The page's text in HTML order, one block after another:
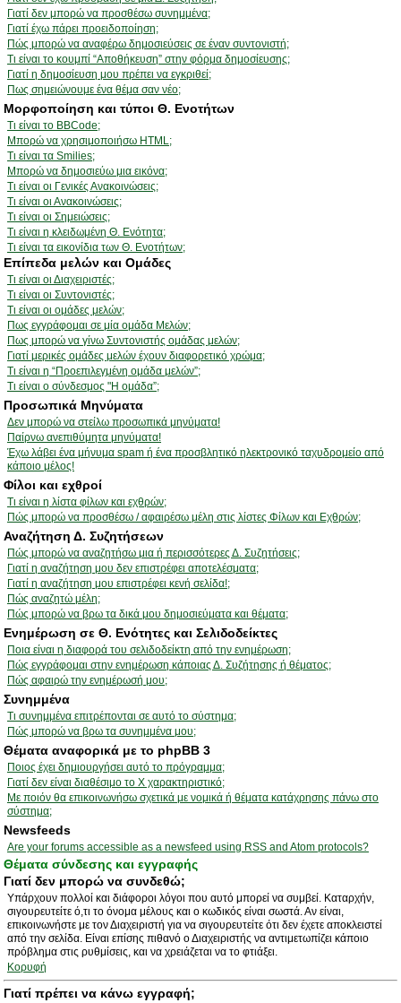
Γιατί δεν μπορώ να προσθέσω συνημμένα;
Γιατί έχω πάρει προειδοποίηση;
Πώς μπορώ να αναφέρω δημοσιεύσεις σε έναν συντονιστή;
Τι είναι το κουμπί “Αποθήκευση” στην φόρμα δημοσίευσης;
Γιατί η δημοσίευση μου πρέπει να εγκριθεί;
Πως σημειώνουμε ένα θέμα σαν νέο;
Μορφοποίηση και τύποι Θ. Ενοτήτων
Τι είναι το BBCode;
Μπορώ να χρησιμοποιήσω HTML;
Τι είναι τα Smilies;
Μπορώ να δημοσιεύω μια εικόνα;
Τι είναι οι Γενικές Ανακοινώσεις;
Τι είναι οι Ανακοινώσεις;
Τι είναι οι Σημειώσεις;
Τι είναι η κλειδωμένη Θ. Ενότητα;
Τι είναι τα εικονίδια των Θ. Ενοτήτων;
Επίπεδα μελών και Ομάδες
Τι είναι οι Διαχειριστές;
Τι είναι οι Συντονιστές;
Τι είναι οι ομάδες μελών;
Πως εγγράφομαι σε μία ομάδα Μελών;
Πως μπορώ να γίνω Συντονιστής ομάδας μελών;
Γιατί μερικές ομάδες μελών έχουν διαφορετικό χρώμα;
Τι είναι η “Προεπιλεγμένη ομάδα μελών”;
Τι είναι ο σύνδεσμος "Η ομάδα”;
Προσωπικά Μηνύματα
Δεν μπορώ να στείλω προσωπικά μηνύματα!
Παίρνω ανεπιθύμητα μηνύματα!
Έχω λάβει ένα μήνυμα spam ή ένα προσβλητικό ηλεκτρονικό ταχυδρομείο από
κάποιο μέλος!
Φίλοι και εχθροί
Τι είναι η λίστα φίλων και εχθρών;
Πώς μπορώ να προσθέσω / αφαιρέσω μέλη στις λίστες Φίλων και Εχθρών;
Αναζήτηση Δ. Συζητήσεων
Πώς μπορώ να αναζητήσω μια ή περισσότερες Δ. Συζητήσεις;
Γιατί η αναζήτηση μου δεν επιστρέφει αποτελέσματα;
Γιατί η αναζήτηση μου επιστρέφει κενή σελίδα!;
Πώς αναζητώ μέλη;
Πώς μπορώ να βρω τα δικά μου δημοσιεύματα και θέματα;
Ενημέρωση σε Θ. Ενότητες και Σελιδοδείκτες
Ποια είναι η διαφορά του σελιδοδείκτη από την ενημέρωση;
Πώς εγγράφομαι στην ενημέρωση κάποιας Δ. Συζήτησης ή θέματος;
Πώς αφαιρώ την ενημέρωσή μου;
Συνημμένα
Τι συνημμένα επιτρέπονται σε αυτό το σύστημα;
Πώς μπορώ να βρω τα συνημμένα μου;
Θέματα αναφορικά με το phpBB 3
Ποιος έχει δημιουργήσει αυτό το πρόγραμμα;
Γιατί δεν είναι διαθέσιμο το Χ χαρακτηριστικό;
Με ποιόν θα επικοινωνήσω σχετικά με νομικά ή θέματα κατάχρησης πάνω στο
σύστημα;
Newsfeeds
Are your forums accessible as a newsfeed using RSS and Atom protocols?
Θέματα σύνδεσης και εγγραφής
Γιατί δεν μπορώ να συνδεθώ;
Υπάρχουν πολλοί και διάφοροι λόγοι που αυτό μπορεί να συμβεί. Καταρχήν,
σιγουρευτείτε ό,τι το όνομα μέλους και ο κωδικός είναι σωστά. Αν είναι,
επικοινωνήστε με τον Διαχειριστή για να σιγουρευτείτε ότι δεν έχετε αποκλειστεί
από την σελίδα. Είναι επίσης πιθανό ο Διαχειριστής να αντιμετωπίζει κάποιο
πρόβλημα στις ρυθμίσεις, και να χρειάζεται να το φτιάξει.
Κορυφή
Γιατί πρέπει να κάνω εγγραφή;